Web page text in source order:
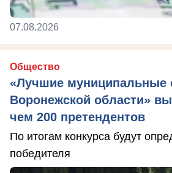
07.08.2026
Общество
«Лучшие муниципальные
Воронежской области»
чем 200 претендентов
По итогам конкурса будут
победителя